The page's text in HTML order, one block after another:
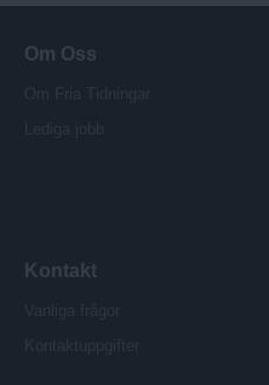
Om Oss
Kontakt